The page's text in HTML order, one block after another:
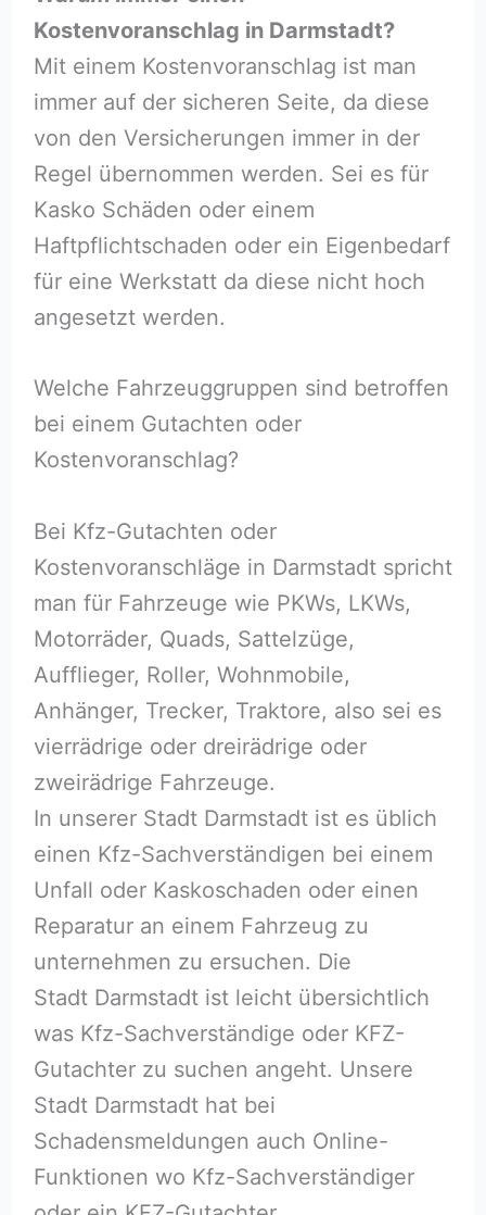
Kostenvoranschlag in Darmstadt?
Mit einem Kostenvoranschlag ist man
immer auf der sicheren Seite, da diese
von den Versicherungen immer in der
Regel übernommen werden. Sei es für
Kasko Schäden oder einem
Haftpflichtschaden oder ein Eigenbedarf
für eine Werkstatt da diese nicht hoch
angesetzt werden.
Welche Fahrzeuggruppen sind betroffen
bei einem Gutachten oder
Kostenvoranschlag?
Bei Kfz-Gutachten oder
Kostenvoranschläge in Darmstadt spricht
man für Fahrzeuge wie PKWs, LKWs,
Motorräder, Quads, Sattelzüge,
Aufflieger, Roller, Wohnmobile,
Anhänger, Trecker, Traktore, also sei es
vierrädrige oder dreirädrige oder
zweirädrige Fahrzeuge.
In unserer Stadt Darmstadt ist es üblich
einen Kfz-Sachverständigen bei einem
Unfall oder Kaskoschaden oder einen
Reparatur an einem Fahrzeug zu
unternehmen zu ersuchen. Die
Stadt Darmstadt ist leicht übersichtlich
was Kfz-Sachverständige oder KFZ-
Gutachter zu suchen angeht. Unsere
Stadt Darmstadt hat bei
Schadensmeldungen auch Online-
Funktionen wo Kfz-Sachverständiger